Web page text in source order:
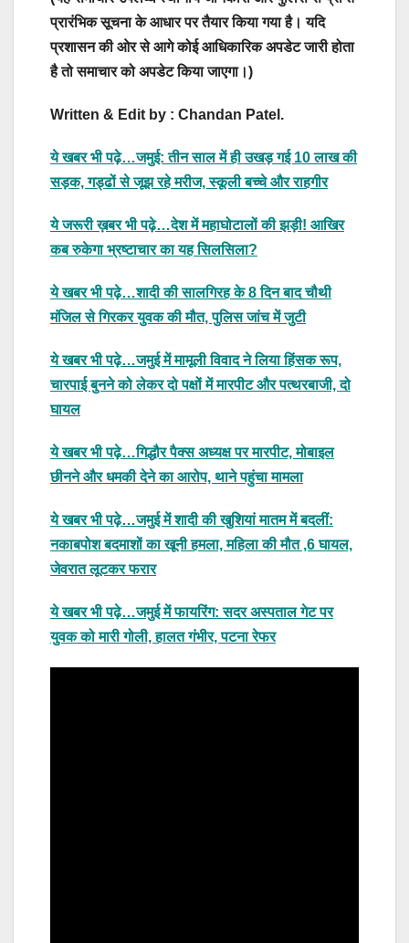
प्रारंभिक सूचना के आधार पर तैयार किया गया है। यदि
प्रशासन की ओर से आगे कोई आधिकारिक अपडेट जारी होता
है तो समाचार को अपडेट किया जाएगा।)
Written & Edit by : Chandan Patel.
ये खबर भी पढ़े…जमुई: तीन साल में ही उखड़ गई 10 लाख की
सड़क, गड्ढों से जूझ रहे मरीज, स्कूली बच्चे और राहगीर
ये जरूरी ख़बर भी पढ़े…देश में महाघोटालों की झड़ी! आखिर
कब रुकेगा भ्रष्टाचार का यह सिलसिला?
ये खबर भी पढ़े…शादी की सालगिरह के 8 दिन बाद चौथी
मंजिल से गिरकर युवक की मौत, पुलिस जांच में जुटी
ये खबर भी पढ़े…जमुई में मामूली विवाद ने लिया हिंसक रूप,
चारपाई बुनने को लेकर दो पक्षों में मारपीट और पत्थरबाजी, दो
घायल
ये खबर भी पढ़े…गिद्धौर पैक्स अध्यक्ष पर मारपीट, मोबाइल
छीनने और धमकी देने का आरोप, थाने पहुंचा मामला
ये खबर भी पढ़े…जमुई में शादी की खुशियां मातम में बदलीं:
नकाबपोश बदमाशों का खूनी हमला, महिला की मौत ,6 घायल,
जेवरात लूटकर फरार
ये खबर भी पढ़े…जमुई में फायरिंग: सदर अस्पताल गेट पर
युवक को मारी गोली, हालत गंभीर, पटना रेफर